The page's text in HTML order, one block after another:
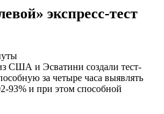
экспресс-тест
США и Эсватини создали тест-
за четыре часа выявлять
93% и при этом способной